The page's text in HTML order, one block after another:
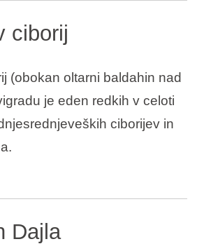
ciborij
(obokan oltarni baldahin nad
je eden redkih v celoti
ciborijev in
Dajla